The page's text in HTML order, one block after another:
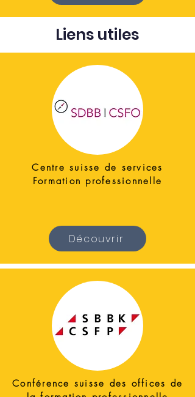
Liens utiles
Centre suisse de services
Formation professionnelle
Découvrir
Conférence suisse des offices de